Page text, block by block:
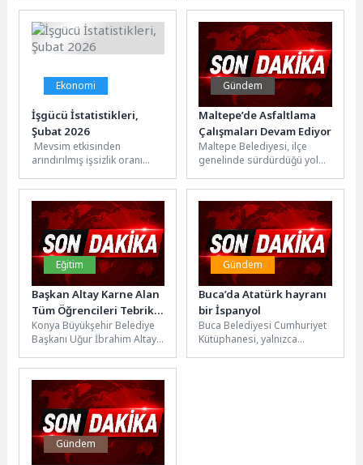
"Sanat Günleri" kapsamında
36 tiyatro oyunu, 17...
konuşulan alanlar...
Ekonomi
İşgücü İstatistikleri,
Şubat 2026
Mevsim etkisinden
arındırılmış işsizlik oranı
gerçekleştiHanehalkı İşgücü
Araştırması sonuçlarına
göre; 15 ve daha...
Gündem
Maltepe’de Asfaltlama
Çalışmaları Devam Ediyor
Maltepe Belediyesi, ilçe
genelinde sürdürdüğü yol
Cevizli Mahallesi'nde
aralıksız devam ediyor. Fen
İşleri...
Eğitim
Başkan Altay Karne Alan
Tüm Öğrencileri Tebrik
Etti
Konya Büyükşehir Belediye
Başkanı Uğur İbrahim Altay,
öğretim yılının sona ermesi
dolayısıyla yayımladığı...
Gündem
Buca’da Atatürk hayranı
bir İspanyol
Buca Belediyesi Cumhuriyet
Kütüphanesi, yalnızca
Gündem